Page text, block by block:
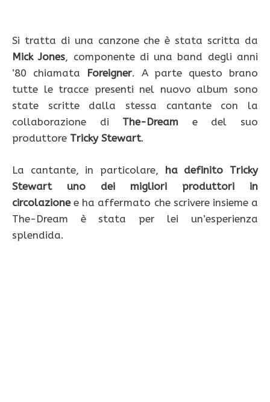
Si tratta di una canzone che è stata scritta da
Mick Jones, componente di una band degli anni
’80 chiamata
Foreigner. A parte questo brano
tutte le tracce presenti nel nuovo album sono
state scritte dalla stessa cantante con la
collaborazione di The-Dream e del suo
produttore Tricky Stewart.
La cantante, in particolare, ha definito Tricky
Stewart uno dei migliori produttori in
circolazionee ha affermato che scrivere insieme a
The-Dream è stata per lei un’esperienza
splendida.